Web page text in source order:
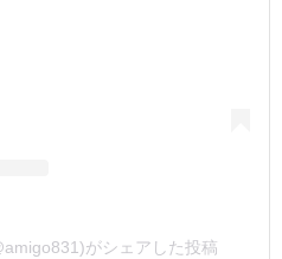
がシェアした投稿